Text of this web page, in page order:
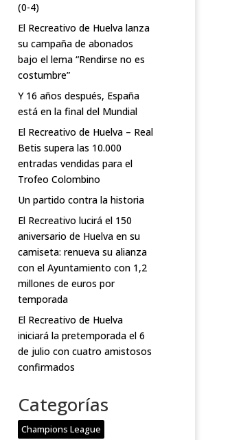
(0-4)
El Recreativo de Huelva lanza
su campaña de abonados
bajo el lema “Rendirse no es
costumbre”
Y 16 años después, España
está en la final del Mundial
El Recreativo de Huelva – Real
Betis supera las 10.000
entradas vendidas para el
Trofeo Colombino
Un partido contra la historia
El Recreativo lucirá el 150
aniversario de Huelva en su
camiseta: renueva su alianza
con el Ayuntamiento con 1,2
millones de euros por
temporada
El Recreativo de Huelva
iniciará la pretemporada el 6
de julio con cuatro amistosos
confirmados
Categorías
Champions League